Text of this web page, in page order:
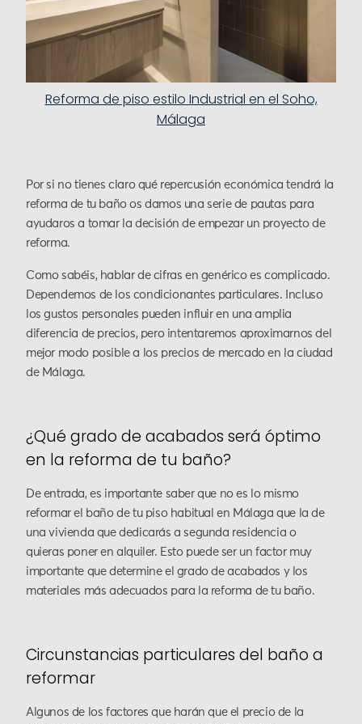
Reforma de piso estilo Industrial en el Soho,
Málaga
Por si no tienes claro qué repercusión económica tendrá la
reforma de tu baño os damos una serie de pautas para
ayudaros a tomar la decisión de empezar un proyecto de
reforma.
Como sabéis, hablar de cifras en genérico es complicado.
Dependemos de los condicionantes particulares. Incluso
los gustos personales pueden influir en una amplia
diferencia de precios, pero intentaremos aproximarnos del
mejor modo posible a los precios de mercado en la ciudad
de Málaga.
¿Qué grado de acabados será óptimo
en la reforma de tu baño?
De entrada, es importante saber que no es lo mismo
reformar el baño de tu piso habitual en Málaga que la de
una vivienda que dedicarás a segunda residencia o
quieras poner en alquiler. Esto puede ser un factor muy
importante que determine el grado de acabados y los
materiales más adecuados para la reforma de tu baño.
Circunstancias particulares del baño a
reformar
Algunos de los factores que harán que el precio de la